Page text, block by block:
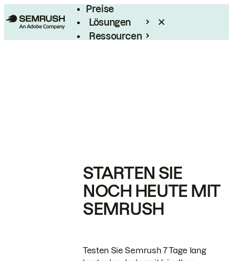
Preise
Lösungen
Ressourcen
STARTEN SIE
NOCH HEUTE MIT
SEMRUSH
Testen Sie Semrush 7 Tage lang